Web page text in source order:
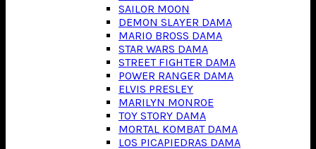
SAILOR MOON
DEMON SLAYER DAMA
MARIO BROSS DAMA
STAR WARS DAMA
STREET FIGHTER DAMA
POWER RANGER DAMA
ELVIS PRESLEY
MARILYN MONROE
TOY STORY DAMA
MORTAL KOMBAT DAMA
LOS PICAPIEDRAS DAMA